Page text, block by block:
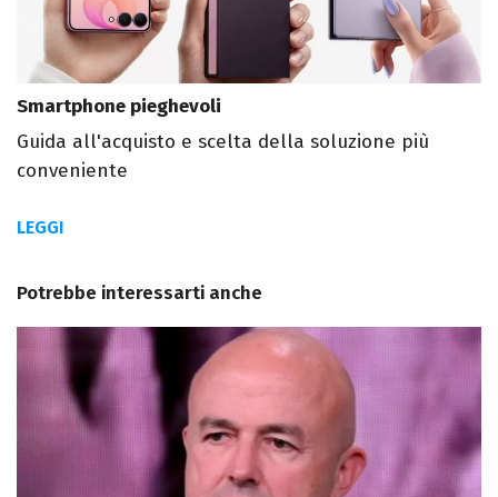
Smartphone pieghevoli
Guida all'acquisto e scelta della soluzione più
conveniente
LEGGI
Potrebbe interessarti anche